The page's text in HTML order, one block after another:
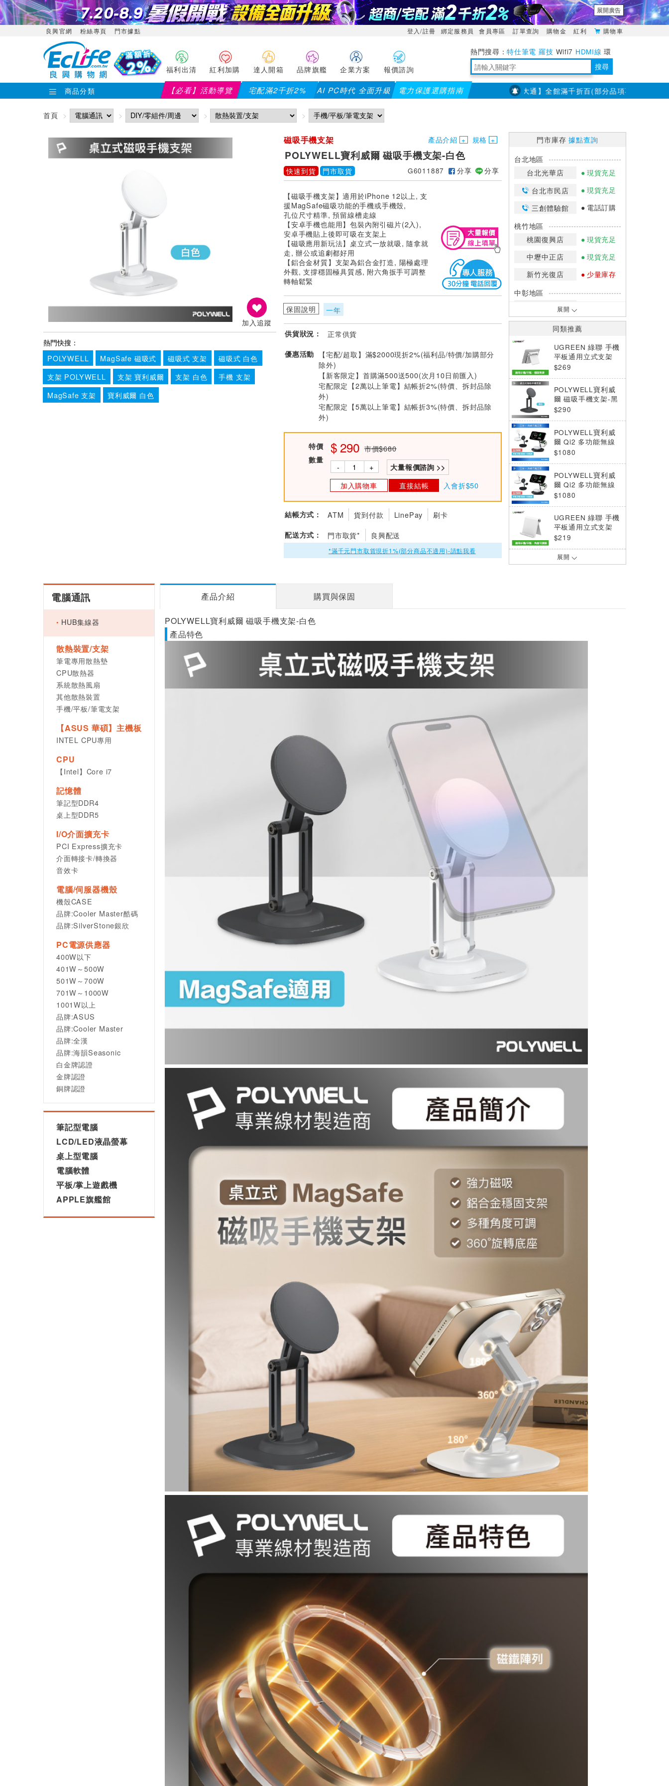
展開廣告
良興官網 粉絲專頁 門市據點 登入/註冊 綁定服務員 會員專區 訂單查詢 購物金 紅利 購物車
福利出清 紅利加購 達人開箱 品牌旗艦 企業方案 報價諮詢
特仕筆電 羅技 Wifi7 HDMI線 環
境量測 明緯POWER 搜尋
商品分類 【必看】活動導覽 宅配滿2千折2% AI PC時代 全面升級 電力保護選購指南 【PX大通】全館滿千折百(部分品項不適用，滿2千折
首頁
加入追蹤
熱門快搜：
POLYWELL
MagSafe 磁吸式 磁吸式 支架
磁吸式 白色
支架 POLYWELL
支架 寶利威爾 支架 白色
手機 支架
MagSafe 支架
寶利威爾 白色
磁吸手機支架 產品介紹 規格
POLYWELL寶利威爾 磁吸手機支架-白色
快速到貨 門市取貨 G6011887 分享 分享
【磁吸手機支架】適用於iPhone 12以上, 支
援MagSafe磁吸功能的手機或手機殼,
孔位尺寸精準, 預留線槽走線
【安卓手機也能用】包裝內附引磁片(2入),
安卓手機貼上後即可吸在支架上
【磁吸應用新玩法】桌立式一放就吸, 隨拿就
走, 辦公或追劇都好用
【鋁合金材質】支架為鋁合金打造, 陽極處理
外觀, 支撐穩固極具質感, 附六角扳手可調整
轉軸鬆緊
保固說明 一年
供貨狀況： 正常供貨
優惠活動
【宅配/超取】滿$2000現折2%(福利品/特價/加購部分
除外)
【新客限定】首購滿500送500(次月10日前匯入)
宅配限定【2萬以上筆電】結帳折2%(特價、拆封品除
外)
宅配限定【5萬以上筆電】結帳折3%(特價、拆封品除
外)
特價 290 市價$680
數量
- + 大量報價諮詢 >>
加入購物車 直接結帳 入會折$50
結帳方式： ATM 貨到付款 LinePay 刷卡
配送方式： 門市取貨* 良興配送
*滿千元門市取貨現折1%(部分商品不適用)-請點我看
門市庫存據點查詢
台北地區
台北光華店
現貨充足
台北市民店
現貨充足
三創體驗館
電話訂購
桃竹地區
桃園復興店
現貨充足
中壢中正店
現貨充足
新竹光復店
少量庫存
中彰地區
台中英才店
嘉南地區
高雄鳳山店
現貨充足
*庫存數量：網路訂購(0)、少量庫存
(1~2)、現貨充足(3以上)。
*門市庫存以店內實際數量為準，可使
用專人服務或撥打門市電話洽詢。
展開
同類推薦
UGREEN 綠聯 手機
平板通用立式支架
(大)
$269
POLYWELL寶利威
爾 磁吸手機支架-黑
色
$290
POLYWELL寶利威
爾 Qi2 多功能無線
充電支架-黑色
$1080
POLYWELL寶利威
爾 Qi2 多功能無線
充電支架-白色
$1080
UGREEN 綠聯 手機
平板通用立式支架
白色
$219
POLYWELL寶利威
多功能行動電源 MC
SAVEWO 救世 Qi2
展開
電腦通訊
HUB集線器
散熱裝置/支架
筆電專用散熱墊
CPU散熱器
系統散熱風扇
其他散熱裝置
手機/平板/筆電支架
【ASUS 華碩】主機板
INTEL CPU專用
CPU
【Intel】Core i7
記憶體
筆記型DDR4
桌上型DDR5
I/O介面擴充卡
PCI Express擴充卡
介面轉接卡/轉換器
音效卡
電腦/伺服器機殼
機殼CASE
品牌:Cooler Master酷碼
品牌:SilverStone銀欣
PC電源供應器
400W以下
401W～500W
501W～700W
701W～1000W
1001W以上
品牌:ASUS
品牌:Cooler Master
品牌:全漢
品牌:海韻Seasonic
白金牌認證
金牌認證
銅牌認證
筆記型電腦
LCD/LED液晶螢幕
桌上型電腦
電腦軟體
平板/掌上遊戲機
APPLE旗艦館
產品介紹 購買與保固
POLYWELL寶利威爾 磁吸手機支架-白色
產品特色